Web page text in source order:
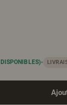
•
SupexBond
Pour